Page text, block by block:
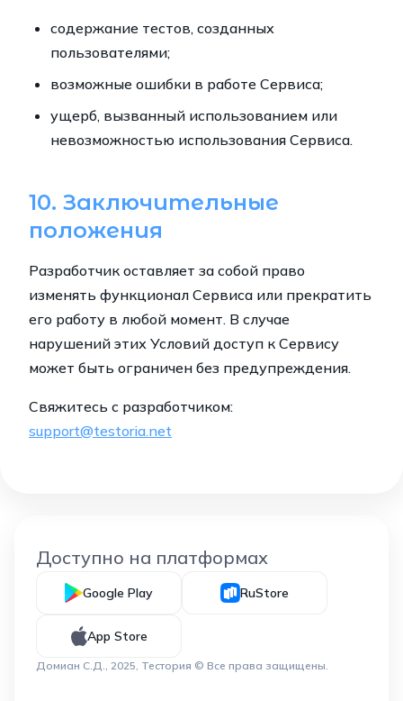
содержание тестов, созданных
пользователями;
возможные ошибки в работе Сервиса;
ущерб, вызванный использованием или
невозможностью использования Сервиса.
10. Заключительные
положения
Разработчик оставляет за собой право
изменять функционал Сервиса или прекратить
его работу в любой момент. В случае
нарушений этих Условий доступ к Сервису
может быть ограничен без предупреждения.
Свяжитесь с разработчиком:
support@testoria.net
Доступно на платформах
Google Play RuStore
App Store
Домиан С.Д., 2025, Тестория © Все права защищены.